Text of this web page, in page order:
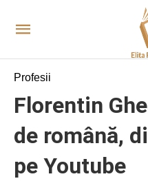
Profesii
Florentin
de română,
pe Youtube